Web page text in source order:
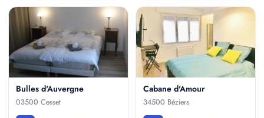
Bulles d'Auvergne
03500 Cesset
Cabane d'Amour
34500 Béziers